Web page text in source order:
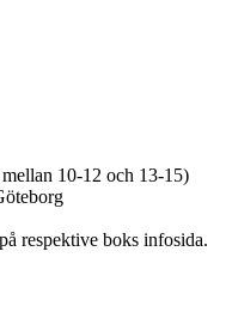
10-12 och 13-15)
respektive boks infosida.